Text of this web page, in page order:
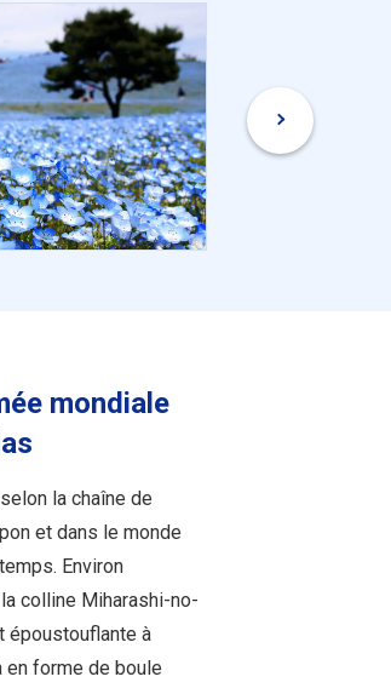
mondiale
la chaîne de
et dans le monde
Environ
colline Miharashi-no-
époustouflante à
en forme de boule